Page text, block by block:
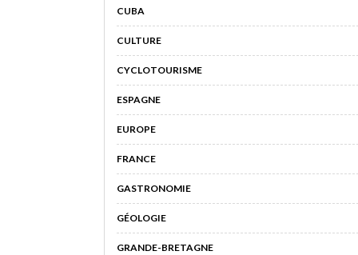
CUBA
CULTURE
CYCLOTOURISME
ESPAGNE
EUROPE
FRANCE
GASTRONOMIE
GÉOLOGIE
GRANDE-BRETAGNE